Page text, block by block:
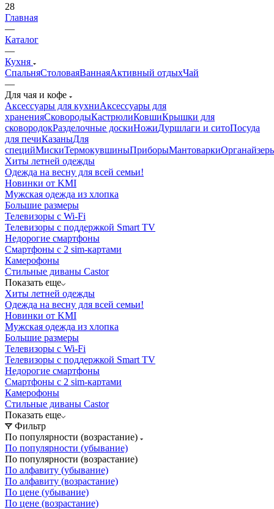
28
Главная
—
Каталог
—
Кухня
СпальняСтоловаяВаннаяАктивный отдыхЧай
—
Для чая и кофе
Аксессуары для кухниАксессуары для
храненияСковородыКастрюлиКовшиКрышки для
сковородокРазделочные доскиНожиДуршлаги и ситоПосуда
для печиКазаныДля
специйМискиТермокувшиныПриборыМантоварки
Хиты летней одежды
Одежда на весну для всей семьи!
Новинки от KMI
Мужская одежда из хлопка
Большие размеры
Телевизоры с Wi-Fi
Телевизоры с поддержкой Smart TV
Недорогие смартфоны
Смартфоны с 2 sim-картами
Камерофоны
Стильные диваны Castor
Показать еще
Хиты летней одежды
Одежда на весну для всей семьи!
Новинки от KMI
Мужская одежда из хлопка
Большие размеры
Телевизоры с Wi-Fi
Телевизоры с поддержкой Smart TV
Недорогие смартфоны
Смартфоны с 2 sim-картами
Камерофоны
Стильные диваны Castor
Показать еще
Фильтр
По популярности (возрастание)
По популярности (убывание)
По популярности (возрастание)
По алфавиту (убывание)
По алфавиту (возрастание)
По цене (убывание)
По цене (возрастание)